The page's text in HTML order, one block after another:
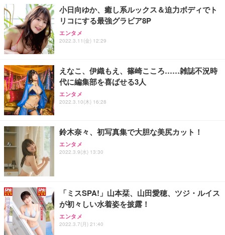
小日向ゆか、癒し系ルックス＆迫力ボディでト
リコにする最強グラビア8P
エンタメ
2022.3.11(金) 12:29
えなこ、伊織もえ、篠崎こころ……雑誌不況時
代に編集部を喜ばせる3人
エンタメ
2022.3.10(木) 16:28
鈴木奈々、初写真集で大胆な美尻カット！
エンタメ
2022.3.9(水) 13:30
「ミスSPA!」山本栞、山田愛穂、ツジ・ルイス
が初々しい水着姿を披露！
エンタメ
2022.3.7(月) 21:40